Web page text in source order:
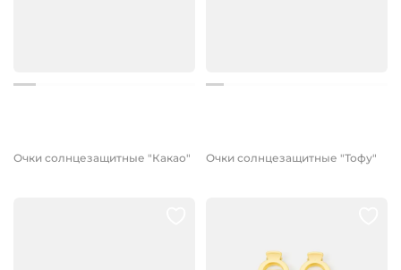
Очки солнцезащитные "Какао" Очки солнцезащитные "Тофу"